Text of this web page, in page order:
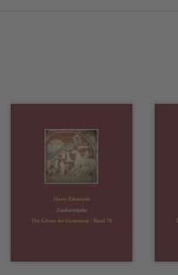
recht genau
Religion,
ca. 300 Bücher und
in den auch alle